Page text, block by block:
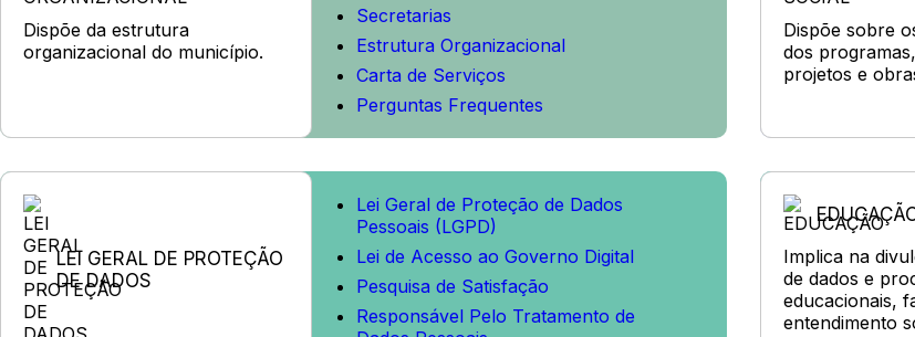
Dispõe da estrutura
organizacional do município.
Secretarias
Estrutura Organizacional
Carta de Serviços
Perguntas Frequentes
Dispõe sobre
dos
projetos e
LEI GERAL DE PROTEÇÃO
DE DADOS
Lei Geral de Proteção de Dados
Pessoais (LGPD)
Lei de Acesso ao Governo Digital
Pesquisa de Satisfação
Responsável Pelo Tratamento de
Implica na
de dados e
educacionais,
entendimento